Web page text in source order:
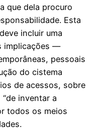
que dela procuro
Esta
incluir uma
implicações —
pessoais
do cistema
de acessos, sobre
inventar a
todos os meios